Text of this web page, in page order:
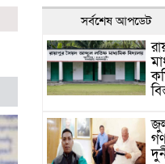
সর্বশেষ আপডেট